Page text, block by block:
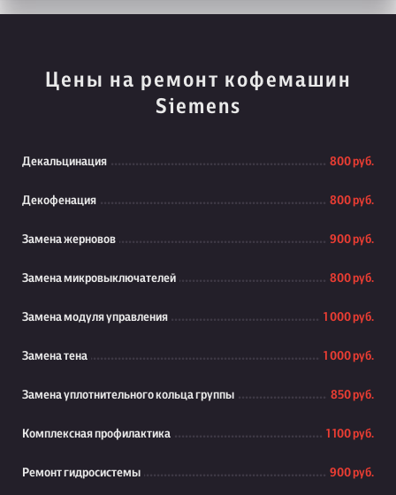
Цены на ремонт кофемашин
Siemens
Декальцинация 800 руб.
Декофенация 800 руб.
Замена жерновов 900 руб.
Замена микровыключателей 800 руб.
Замена модуля управления 1 000 руб.
Замена тена 1 000 руб.
Замена уплотнительного кольца группы 850 руб.
Комплексная профилактика 1 100 руб.
Ремонт гидросистемы 900 руб.